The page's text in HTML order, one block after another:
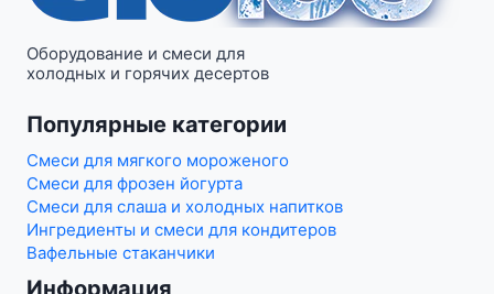
Оборудование и смеси для
холодных и горячих десертов
Популярные категории
Смеси для мягкого мороженого
Смеси для фрозен йогурта
Смеси для слаша и холодных напитков
Ингредиенты и смеси для кондитеров
Вафельные стаканчики